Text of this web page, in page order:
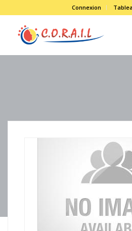
Connexion